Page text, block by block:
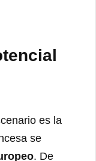
es la
se
. De